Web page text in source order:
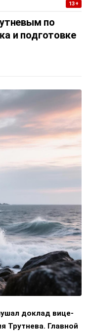
13+
по
и подготовке
доклад вице-
Трутнева. Главной